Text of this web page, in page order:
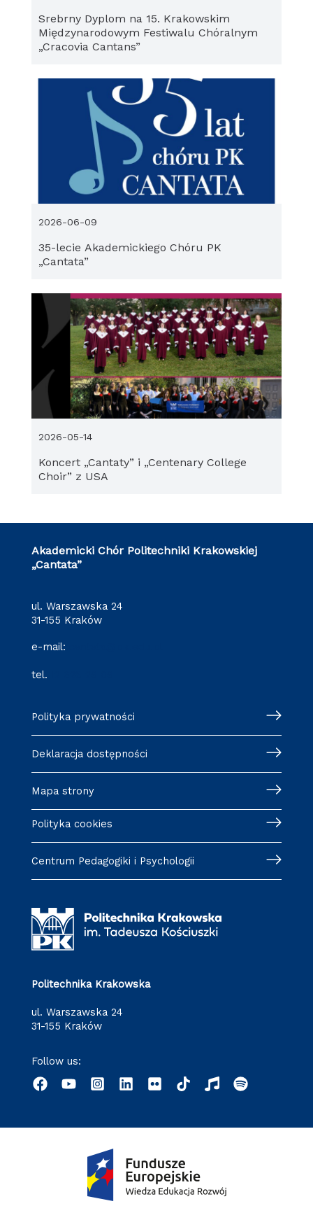
Srebrny Dyplom na 15. Krakowskim
Międzynarodowym Festiwalu Chóralnym
„Cracovia Cantans”
35-lecie Akademickiego Chóru PK
„Cantata”
2026-06-09
Koncert „Cantaty” i „Centenary College
Choir” z USA
2026-05-14
Akademicki Chór Politechniki Krakowskiej
„Cantata”
ul. Warszawska 24
31-155 Kraków
e-mail:
tel.
Polityka prywatności
Deklaracja dostępności
Mapa strony
Polityka cookies
Centrum Pedagogiki i Psychologii
Politechnika Krakowska
ul. Warszawska 24
31-155 Kraków
Follow us: